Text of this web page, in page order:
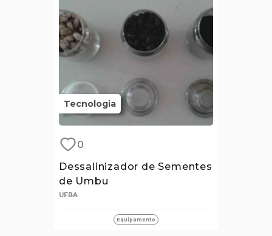
Tecnologia
0
Dessalinizador de Sementes
de Umbu
UFBA
Equipamento